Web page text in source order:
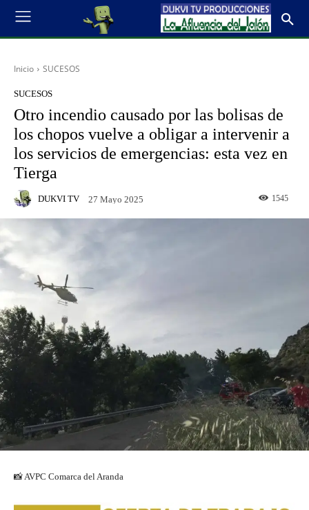
Inicio SUCESOS
SUCESOS
Otro incendio causado por las bolisas de
los chopos vuelve a obligar a intervenir a
los servicios de emergencias: esta vez en
Tierga
DUKVI TV 27 Mayo 2025 1545
📸 AVPC Comarca del Aranda